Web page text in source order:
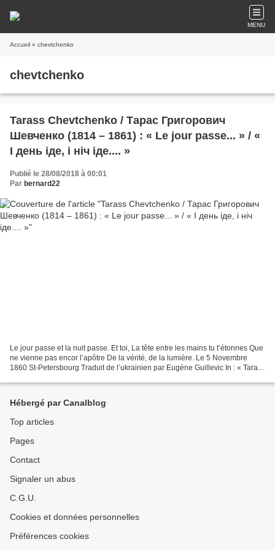
MENU
Accueil » chevtchenko
chevtchenko
Tarass Chevtchenko / Тарас Григорович
Шевченко (1814 – 1861) : « Le jour passe... » / «
І день іде, і ніч іде.... »
Publié le 28/08/2018 à 00:01
Par bernard22
Le jour passe et la nuit passe. Et toi, La tête entre les mains tu t’étonnes Que
ne vienne pas encor l’apôtre De la vérité, de la lumière. Le 5 Novembre
1860 St-Petersbourg Traduit de l’ukrainien par Eugène Guillevic In : « Tarass
Hébergé par Canalblog
Top articles
Pages
Contact
Signaler un abus
C.G.U.
Cookies et données personnelles
Préférences cookies